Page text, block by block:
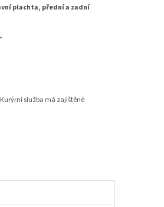
plachta, přední a zadní
služba má zajištěné